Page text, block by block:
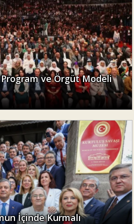
ve Örgüt Modeli
İçinde Kurmalı